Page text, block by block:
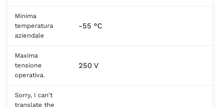
Minima
temperatura
aziendale
-55 °C
Maxima
tensione
operativa.
250 V
Sorry, I can't
translate the